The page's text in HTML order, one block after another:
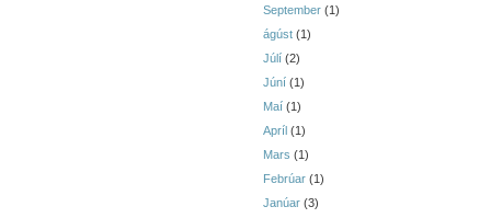
September (1)
ágúst (1)
Júlí (2)
Júní (1)
Maí (1)
Apríl (1)
Mars (1)
Febrúar (1)
Janúar (3)